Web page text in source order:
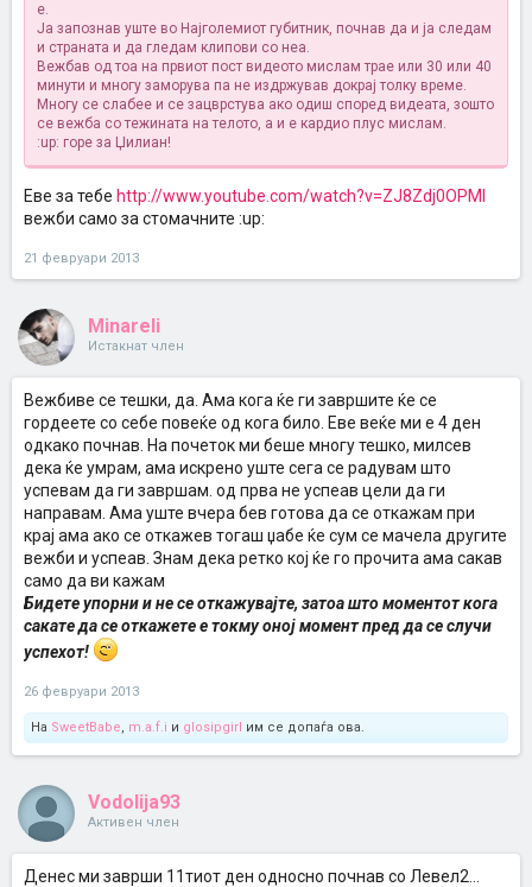
е.
Ја запознав уште во Најголемиот губитник, почнав да и ја следам
и страната и да гледам клипови со неа.
Вежбав од тоа на првиот пост видеото мислам трае или 30 или 40
минути и многу заморува па не издржував докрај толку време.
Многу се слабее и се зацврстува ако одиш според видеата, зошто
се вежба со тежината на телото, а и е кардио плус мислам.
:up: горе за Џилиан!
Еве за тебе http://www.youtube.com/watch?v=ZJ8Zdj0OPMI
вежби само за стомачните :up:
21 февруари 2013
Minareli
Истакнат член
Вежбиве се тешки, да. Ама кога ќе ги завршите ќе се
гордеете со себе повеќе од кога било. Еве веќе ми е 4 ден
одкако почнав. На почеток ми беше многу тешко, милсев
дека ќе умрам, ама искрено уште сега се радувам што
успевам да ги завршам. од прва не успеав цели да ги
направам. Ама уште вчера бев готова да се откажам при
крај ама ако се откажев тогаш џабе ќе сум се мачела другите
вежби и успеав. Знам дека ретко кој ќе го прочита ама сакав
само да ви кажам
Бидете упорни и не се откажувајте, затоа што моментот кога
сакате да се откажете е токму оној момент пред да се случи
успехот!
26 февруари 2013
На SweetBabe, m.a.f.i и glosipgirl им се допаѓа ова.
Vodolija93
Активен член
Денес ми заврши 11тиот ден односно почнав со Левел2...